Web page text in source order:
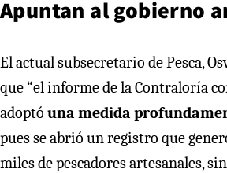
Apuntan al gobierno
El actual subsecretario de Pesca,
que “el informe de la Contraloría
adoptó una medida
pues se abrió un registro que
miles de pescadores artesanales,